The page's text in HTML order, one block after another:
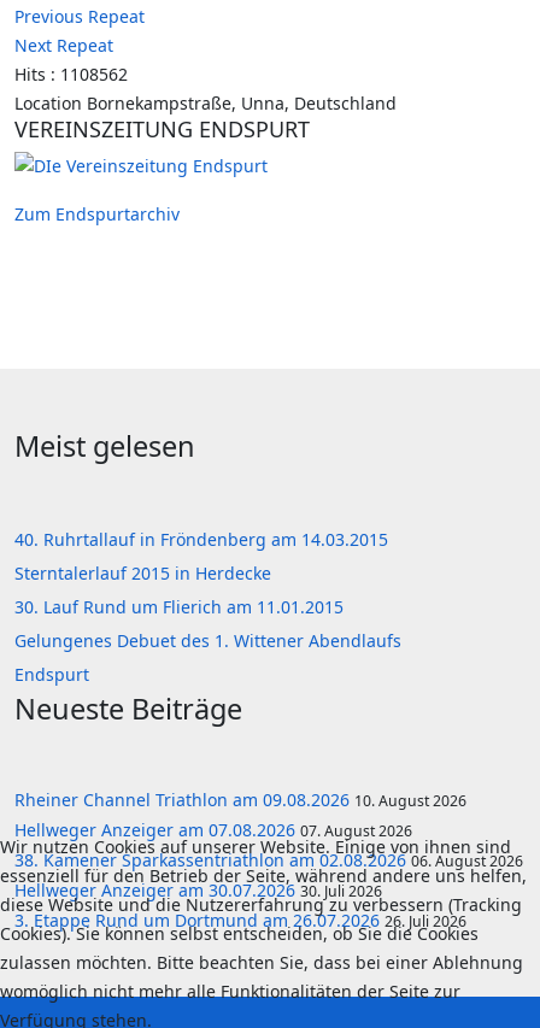
Previous Repeat
Next Repeat
Hits : 1108562
Location Bornekampstraße, Unna, Deutschland
VEREINSZEITUNG ENDSPURT
Zum Endspurtarchiv
Meist gelesen
40. Ruhrtallauf in Fröndenberg am 14.03.2015
Sterntalerlauf 2015 in Herdecke
30. Lauf Rund um Flierich am 11.01.2015
Gelungenes Debuet des 1. Wittener Abendlaufs
Endspurt
Neueste Beiträge
Rheiner Channel Triathlon am 09.08.2026 10. August 2026
Hellweger Anzeiger am 07.08.2026 07. August 2026
38. Kamener Sparkassentriathlon am 02.08.202606. August 2026
Hellweger Anzeiger am 30.07.2026 30. Juli 2026
3. Etappe Rund um Dortmund am 26.07.2026 26. Juli 2026
Wir nutzen Cookies auf unserer Website. Einige von ihnen sind
essenziell für den Betrieb der Seite, während andere uns helfen,
diese Website und die Nutzererfahrung zu verbessern (Tracking
Cookies). Sie können selbst entscheiden, ob Sie die Cookies
zulassen möchten. Bitte beachten Sie, dass bei einer Ablehnung
womöglich nicht mehr alle Funktionalitäten der Seite zur
Verfügung stehen.